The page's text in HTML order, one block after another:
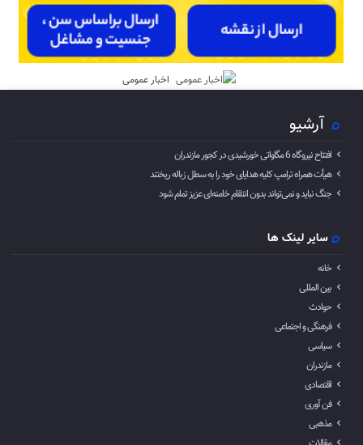
اخبار عمومی
آرشیو
افتتاح نیروگاه 6 مگاواتی خورشیدی در کجور مازندران
هیأت همراه ترامپ کلیه هدایای خود را به سطل زباله ریختند
جنگ نباید و نمی‌تواند بدون انتقام خامنه‌ای عزیز تمام شود
سایر لینک ها
خانه
بین المللی
حوادث
فرهنگی و اجتماعی
سیاسی
مازندران
اقتصادی
فن آوری
مذهبی